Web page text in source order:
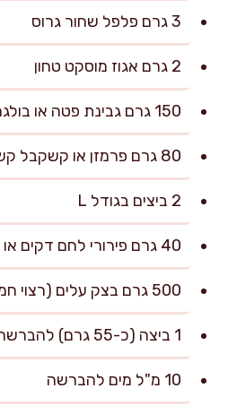
3 גרם פלפל שחור גרוס
2 גרם אגוז מוסקט טחון
150 גרם גבינת פטה או בולגרית, מפוררת
80 גרם פרמזן או קשקבל קשה, מגוררת דק
2 ביצים בגודל L
40 גרם פירורי לחם דקים או סולת דקה
500 גרם בצק עלים (רצוי חמאה), מופשר במקרר
1 ביצה (כ-55 גרם) להברשה
10 מ"ל מים להברשה